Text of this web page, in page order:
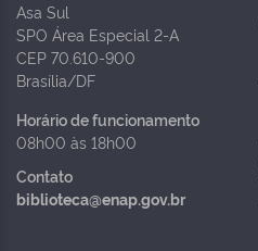
Asa Sul
SPO Área Especial 2-A
CEP 70.610-900
Brasília/DF
Horário de funcionamento
08h00 às 18h00
Contato
biblioteca@enap.gov.br